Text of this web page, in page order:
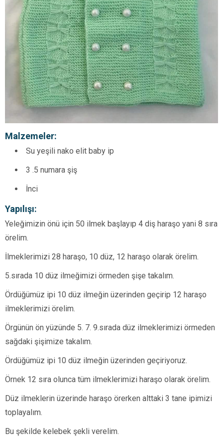
Malzemeler:
Su yeşili nako elit baby ip
3 .5 numara şiş
İnci
Yapılışı:
Yeleğimizin önü için 50 ilmek başlayıp 4 diş haraşo yani 8 sıra
örelim.
İlmeklerimizi 28 haraşo, 10 düz, 12 haraşo olarak örelim.
5.sırada 10 düz ilmeğimizi örmeden şişe takalım.
Ördüğümüz ipi 10 düz ilmeğin üzerinden geçirip 12 haraşo
ilmeklerimizi örelim.
Örgünün ön yüzünde 5. 7. 9.sırada düz ilmeklerimizi örmeden
sağdaki şişimize takalım.
Ördüğümüz ipi 10 düz ilmeğin üzerinden geçiriyoruz.
Örnek 12 sıra olunca tüm ilmeklerimizi haraşo olarak örelim.
Düz ilmeklerin üzerinde haraşo örerken alttaki 3 tane ipimizi
toplayalım.
Bu şekilde kelebek şekli verelim.